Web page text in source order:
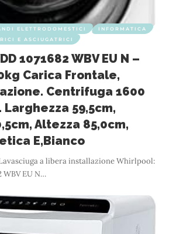
ELETTRODOMESTICI
INFORMATICA
E ASCIUGATRICI
1071682 WBV EU N –
Carica Frontale,
Centrifuga 1600
Larghezza 59,5cm,
Altezza 85,0cm,
E,Bianco
a libera installazione Whirlpool:
WBV EU N…